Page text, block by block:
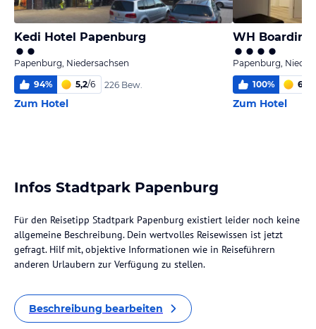
Kedi Hotel Papenburg
Papenburg, Niedersachsen
94% 5,2/6 226 Bew.
Zum Hotel
WH
Papenburg,
100% 6,0
Zum Hotel
Infos Stadtpark Papenburg
Für den Reisetipp Stadtpark Papenburg existiert leider noch keine
allgemeine Beschreibung. Dein wertvolles Reisewissen ist jetzt
gefragt. Hilf mit, objektive Informationen wie in Reiseführern
anderen Urlaubern zur Verfügung zu stellen.
Beschreibung bearbeiten